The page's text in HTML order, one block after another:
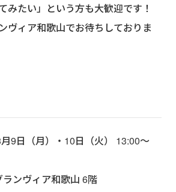
みたい」という方も大歓迎です！
ヴィア和歌山でお待ちしておりま
9日（月）・10日（火） 13:00～
ンヴィア和歌山 6階